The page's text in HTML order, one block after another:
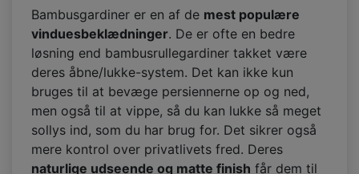
Bambusgardiner er en af de mest populære
vinduesbeklædninger. De er ofte en bedre
løsning end bambusrullegardiner takket være
deres åbne/lukke-system. Det kan ikke kun
bruges til at bevæge persiennerne op og ned,
men også til at vippe, så du kan lukke så meget
sollys ind, som du har brug for. Det sikrer også
mere kontrol over privatlivets fred. Deres
naturlige udseende og matte finish får dem til